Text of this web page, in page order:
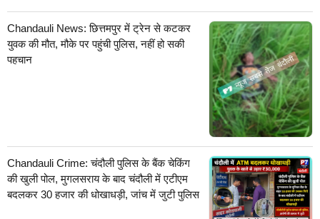
Chandauli News: छित्तमपुर में ट्रेन से कटकर
युवक की मौत, मौके पर पहुंची पुलिस, नहीं हो सकी
पहचान
Chandauli Crime: चंदौली पुलिस के बैंक चेकिंग
की खुली पोल, मुगलसराय के बाद चंदौली में एटीएम
बदलकर 30 हजार की धोखाधड़ी, जांच में जुटी पुलिस